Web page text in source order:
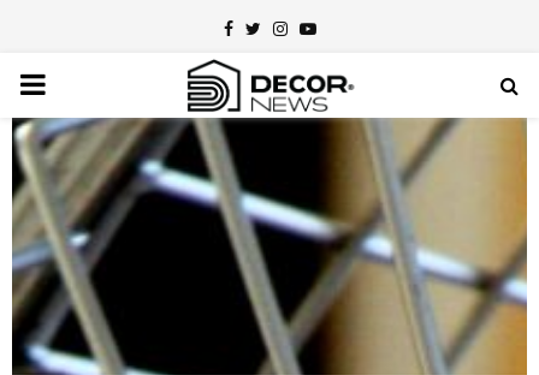
Facebook
TwitterInstagram
Youtube
PRIMARY
MENU